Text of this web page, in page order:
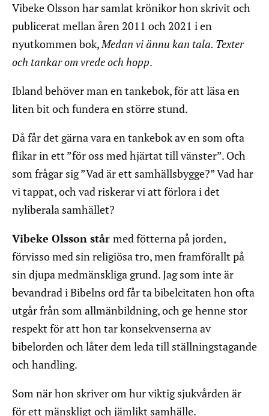
Vibeke Olsson har samlat krönikor hon skrivit och
publicerat mellan åren 2011 och 2021 i en
nyutkommen bok,Medan vi ännu kan tala. Texter
och tankar om vrede och hopp.
Ibland behöver man en tankebok, för att läsa en
liten bit och fundera en större stund.
Då får det gärna vara en tankebok av en som ofta
flikar in ett ”för oss med hjärtat till vänster”. Och
som frågar sig ”Vad är ett samhällsbygge?” Vad har
vi tappat, och vad riskerar vi att förlora i det
nyliberala samhället?
Vibeke Olsson står med fötterna på jorden,
förvisso med sin religiösa tro, men framförallt på
sin djupa medmänskliga grund. Jag som inte är
bevandrad i Bibelns ord får ta bibelcitaten hon ofta
utgår från som allmänbildning, och ge henne stor
respekt för att hon tar konsekvenserna av
bibelorden och låter dem leda till ställningstagande
och handling.
Som när hon skriver om hur viktig sjukvården är
för ett mänskligt och jämlikt samhälle.